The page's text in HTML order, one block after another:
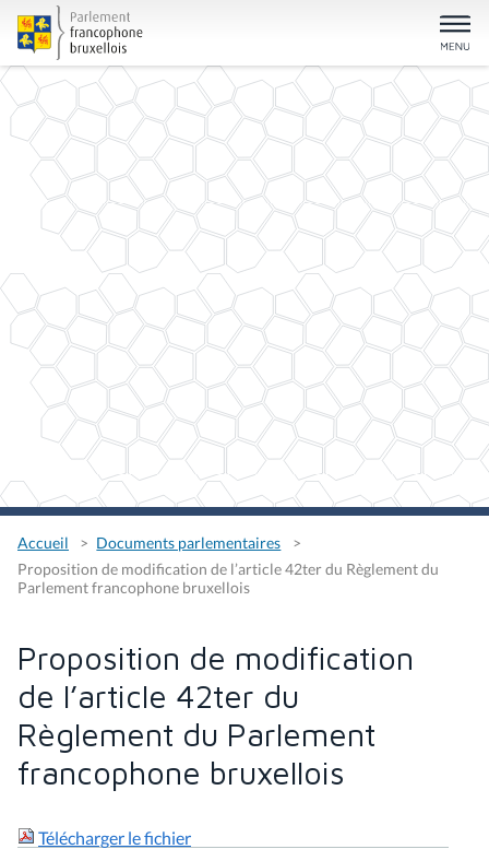
Accueil
Documents parlementaires
Proposition de modification de l’article 42ter du Règlement du
Parlement francophone bruxellois
Proposition de modification
de l’article 42ter du
Règlement du Parlement
francophone bruxellois
Télécharger le fichier